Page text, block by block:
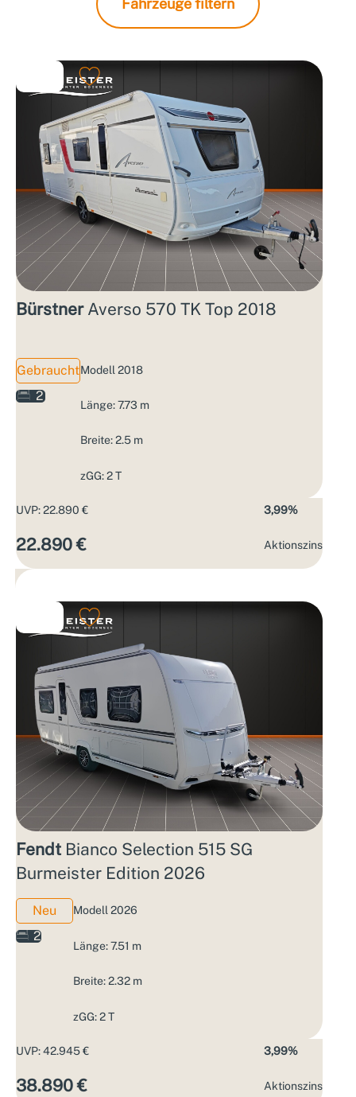
Fahrzeuge filtern
BürstnerAverso 570 TK Top 2018
Gebraucht
2
Modell 2018
Länge: 7.73 m
Breite: 2.5 m
zGG: 2 T
UVP: 22.890 €
22.890 €
3,99%
Aktions­zins
Fendt Bianco Selection 515 SG
Burmeister Edition 2026
Neu
2
Modell 2026
Länge: 7.51 m
Breite: 2.32 m
zGG: 2 T
UVP: 42.945 €
38.890 €
3,99%
Aktions­zins